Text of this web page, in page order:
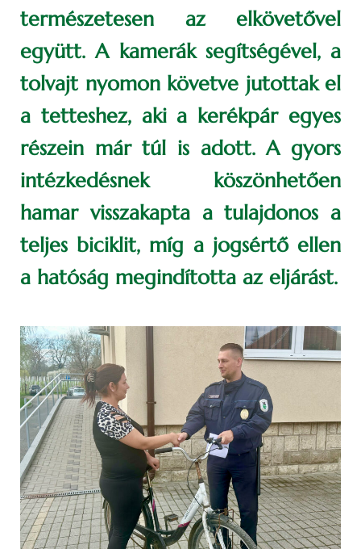
természetesen az elkövetővel
együtt. A kamerák segítségével, a
tolvajt nyomon követve jutottak el
a tetteshez, aki a kerékpár egyes
részein már túl is adott. A gyors
intézkedésnek köszönhetően
hamar visszakapta a tulajdonos a
teljes biciklit, míg a jogsértő ellen
a hatóság megindította az eljárást.